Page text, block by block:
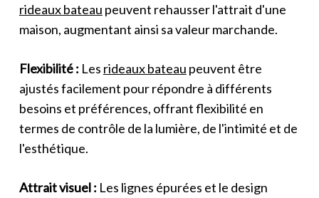
rideaux bateau peuvent rehausser l'attrait d'une
maison, augmentant ainsi sa valeur marchande.
Flexibilité : Les rideaux bateau peuvent être
ajustés facilement pour répondre à différents
besoins et préférences, offrant flexibilité en
termes de contrôle de la lumière, de l'intimité et de
l'esthétique.
Attrait visuel : Les lignes épurées et le design